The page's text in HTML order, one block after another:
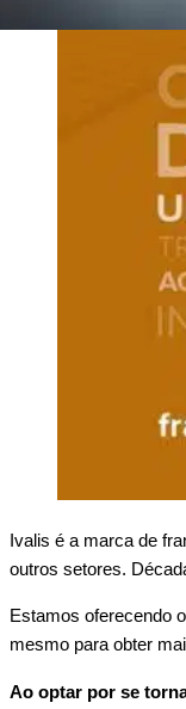
Ivalis é a marca de
outros setores.
Estamos oferecendo
mesmo para obter
Ao optar por se